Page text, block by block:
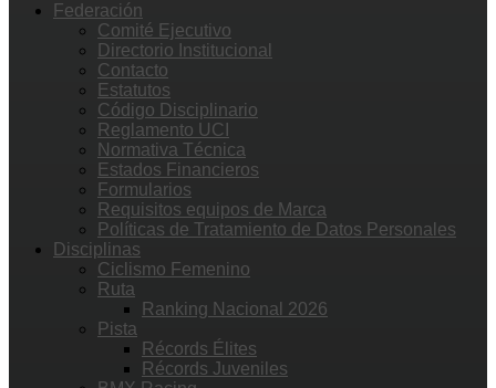
Federación
Comité Ejecutivo
Directorio Institucional
Contacto
Estatutos
Código Disciplinario
Reglamento UCI
Normativa Técnica
Estados Financieros
Formularios
Requisitos equipos de Marca
Políticas de Tratamiento de Datos Personales
Disciplinas
Ciclismo Femenino
Ruta
Ranking Nacional 2026
Pista
Récords Élites
Récords Juveniles